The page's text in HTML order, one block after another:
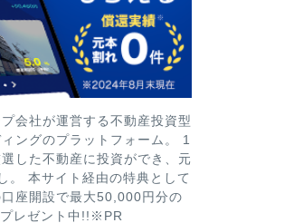
プ会社が運営する不動産投資型
ングのプラットフォーム。 1
した不動産に投資ができ、元
。 本サイト経由の特典として
座開設で最大50,000円分の
レゼント中!!※PR